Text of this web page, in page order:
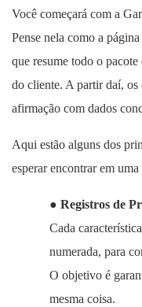
Você começará com a
Pense nela como a
que resume todo o
do cliente. A partir daí, os
afirmação com dados
Aqui estão alguns dos
esperar encontrar em
● Registros de
Cada
numerada, para
O objetivo é
mesma coisa.